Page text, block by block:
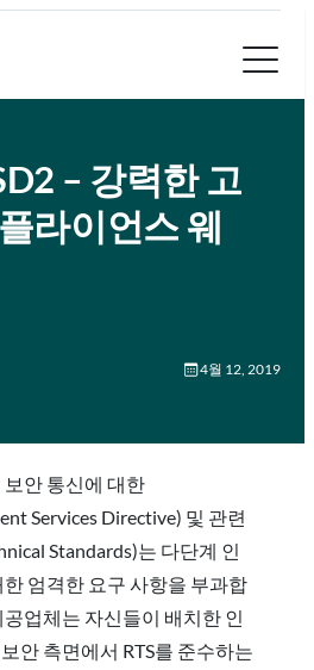
– 강력한 고
라이언스 웨
4월 12, 2019
안 통신에 대한
Services Directive) 및 관련
Standards)는 다단계 인
엄격한 요구 사항을 부과합
업체는 자신들이 배치한 인
안 측면에서 RTS를 준수하는